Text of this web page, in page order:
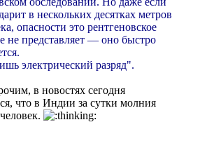
в нескольких десятках метров
опасности это рентгеновское
не представляет — оно быстро
электрический разряд".
в новостях сегодня
что в Индии за сутки молния